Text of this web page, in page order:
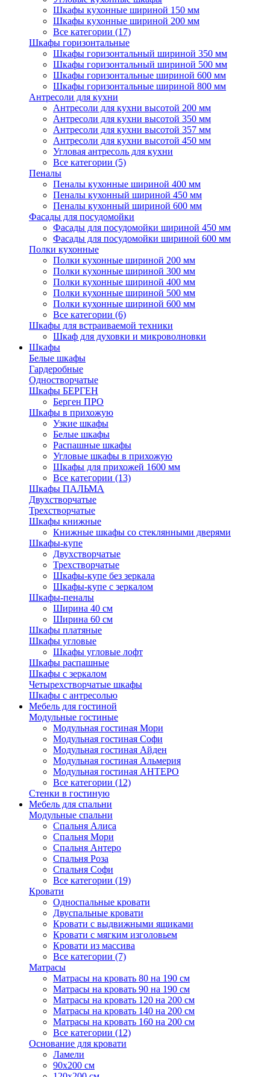
Шкафы кухонные шириной 150 мм
Шкафы кухонные шириной 200 мм
Все категории (17)
Шкафы горизонтальные
Шкафы горизонтальный шириной 350 мм
Шкафы горизонтальный шириной 500 мм
Шкафы горизонтальные шириной 600 мм
Шкафы горизонтальные шириной 800 мм
Антресоли для кухни
Антресоли для кухни высотой 200 мм
Антресоли для кухни высотой 350 мм
Антресоли для кухни высотой 357 мм
Антресоли для кухни высотой 450 мм
Угловая антресоль для кухни
Все категории (5)
Пеналы
Пеналы кухонные шириной 400 мм
Пеналы кухонный шириной 450 мм
Пеналы кухонный шириной 600 мм
Фасады для посудомойки
Фасады для посудомойки шириной 450 мм
Фасады для посудомойки шириной 600 мм
Полки кухонные
Полки кухонные шириной 200 мм
Полки кухонные шириной 300 мм
Полки кухонные шириной 400 мм
Полки кухонные шириной 500 мм
Полки кухонные шириной 600 мм
Все категории (6)
Шкафы для встраиваемой техники
Шкаф для духовки и микроволновки
Шкафы
Белые шкафы
Гардеробные
Одностворчатые
Шкафы БЕРГЕН
Берген ПРО
Шкафы в прихожую
Узкие шкафы
Белые шкафы
Распашные шкафы
Угловые шкафы в прихожую
Шкафы для прихожей 1600 мм
Все категории (13)
Шкафы ПАЛЬМА
Двухстворчатые
Трехстворчатые
Шкафы книжные
Книжные шкафы со стеклянными дверями
Шкафы-купе
Двухстворчатые
Трехстворчатые
Шкафы-купе без зеркала
Шкафы-купе с зеркалом
Шкафы-пеналы
Ширина 40 см
Ширина 60 см
Шкафы платяные
Шкафы угловые
Шкафы угловые лофт
Шкафы распашные
Шкафы с зеркалом
Четырехстворчатые шкафы
Шкафы с антресолью
Мебель для гостиной
Модульные гостиные
Модульная гостиная Мори
Модульная гостиная Софи
Модульная гостиная Айден
Модульная гостиная Альмерия
Модульная гостиная АНТЕРО
Все категории (12)
Стенки в гостиную
Мебель для спальни
Модульные спальни
Спальня Алиса
Спальня Мори
Спальня Антеро
Спальня Роза
Спальня Софи
Все категории (19)
Кровати
Односпальные кровати
Двуспальные кровати
Кровати с выдвижными ящиками
Кровати с мягким изголовьем
Кровати из массива
Все категории (7)
Матрасы
Матрасы на кровать 80 на 190 см
Матрасы на кровать 90 на 190 см
Матрасы на кровать 120 на 200 см
Матрасы на кровать 140 на 200 см
Матрасы на кровать 160 на 200 см
Все категории (12)
Основание для кровати
Ламели
90х200 см